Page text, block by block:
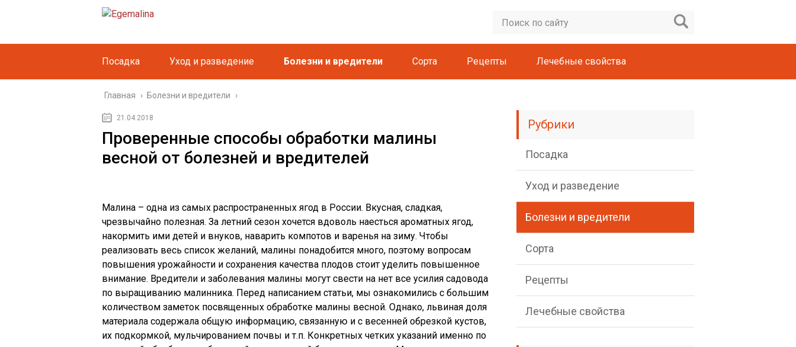
Посадка Уход и разведение Болезни и вредители Сорта Рецепты Лечебные свойства
Главная › Болезни и вредители ›
21.04.2018
Проверенные способы обработки малины
весной от болезней и вредителей
Малина – одна из самых распространенных ягод в России. Вкусная, сладкая,
чрезвычайно полезная. За летний сезон хочется вдоволь наесться ароматных ягод,
накормить ими детей и внуков, наварить компотов и варенья на зиму. Чтобы
реализовать весь список желаний, малины понадобится много, поэтому вопросам
повышения урожайности и сохранения качества плодов стоит уделить повышенное
внимание. Вредители и заболевания малины могут свести на нет все усилия садовода
по выращиванию малинника. Перед написанием статьи, мы ознакомились с большим
количеством заметок посвященных обработке малины весной. Однако, львиная доля
материала содержала общую информацию, связанную и с весенней обрезкой кустов,
их подкормкой, мульчированием почвы и т.п. Конкретных четких указаний именно по
Рубрики
Посадка
Уход и разведение
Болезни и вредители
Сорта
Рецепты
Лечебные свойства